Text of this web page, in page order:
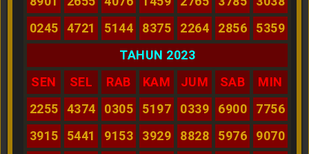
0245
4721 5144 8375 2264 2856
5359
TAHUN 2023
SEN
SEL RAB KAM JUM SAB
MIN
2255
4374 0305 5197 0339 6900
7756
3915
5441 9153 3929 8828 5976
9070